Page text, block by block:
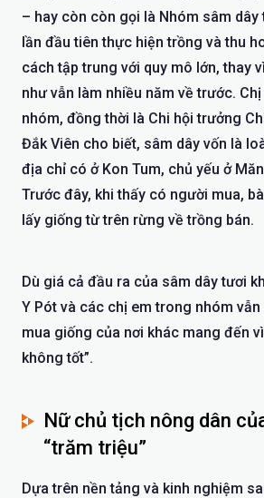
– hay còn còn gọi là Nhóm sâm dây
lần đầu tiên thực hiện trồng và thu
cách tập trung với quy mô lớn, thay
như vẫn làm nhiều năm về trước.
nhóm, đồng thời là Chi hội trưởng
Đắk Viên cho biết, sâm dây vốn là
địa chỉ có ở Kon Tum, chủ yếu ở
Trước đây, khi thấy có người mua,
lấy giống từ trên rừng về trồng bán.
Dù giá cả đầu ra của sâm dây tươi
Y Pót và các chị em trong nhóm vẫn
mua giống của nơi khác mang đến
không tốt”.
Nữ chủ tịch nông dân
“trăm triệu”
Dựa trên nền tảng và kinh nghiệm